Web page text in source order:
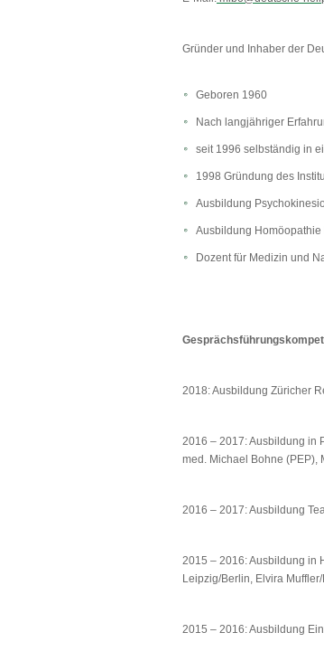
Gründer und Inhaber der
Geboren 1960
Nach langjähriger
seit 1996 selbständig in
1998 Gründung des
Ausbildung
Ausbildung
Dozent für Medizin und
2018: Ausbildung Züricher
2016 – 2017: Ausbildung in
med. Michael Bohne (PEP),
2016 – 2017: Ausbildung
2015 – 2016: Ausbildung in
Leipzig/Berlin, Elvira
2015 – 2016: Ausbildung